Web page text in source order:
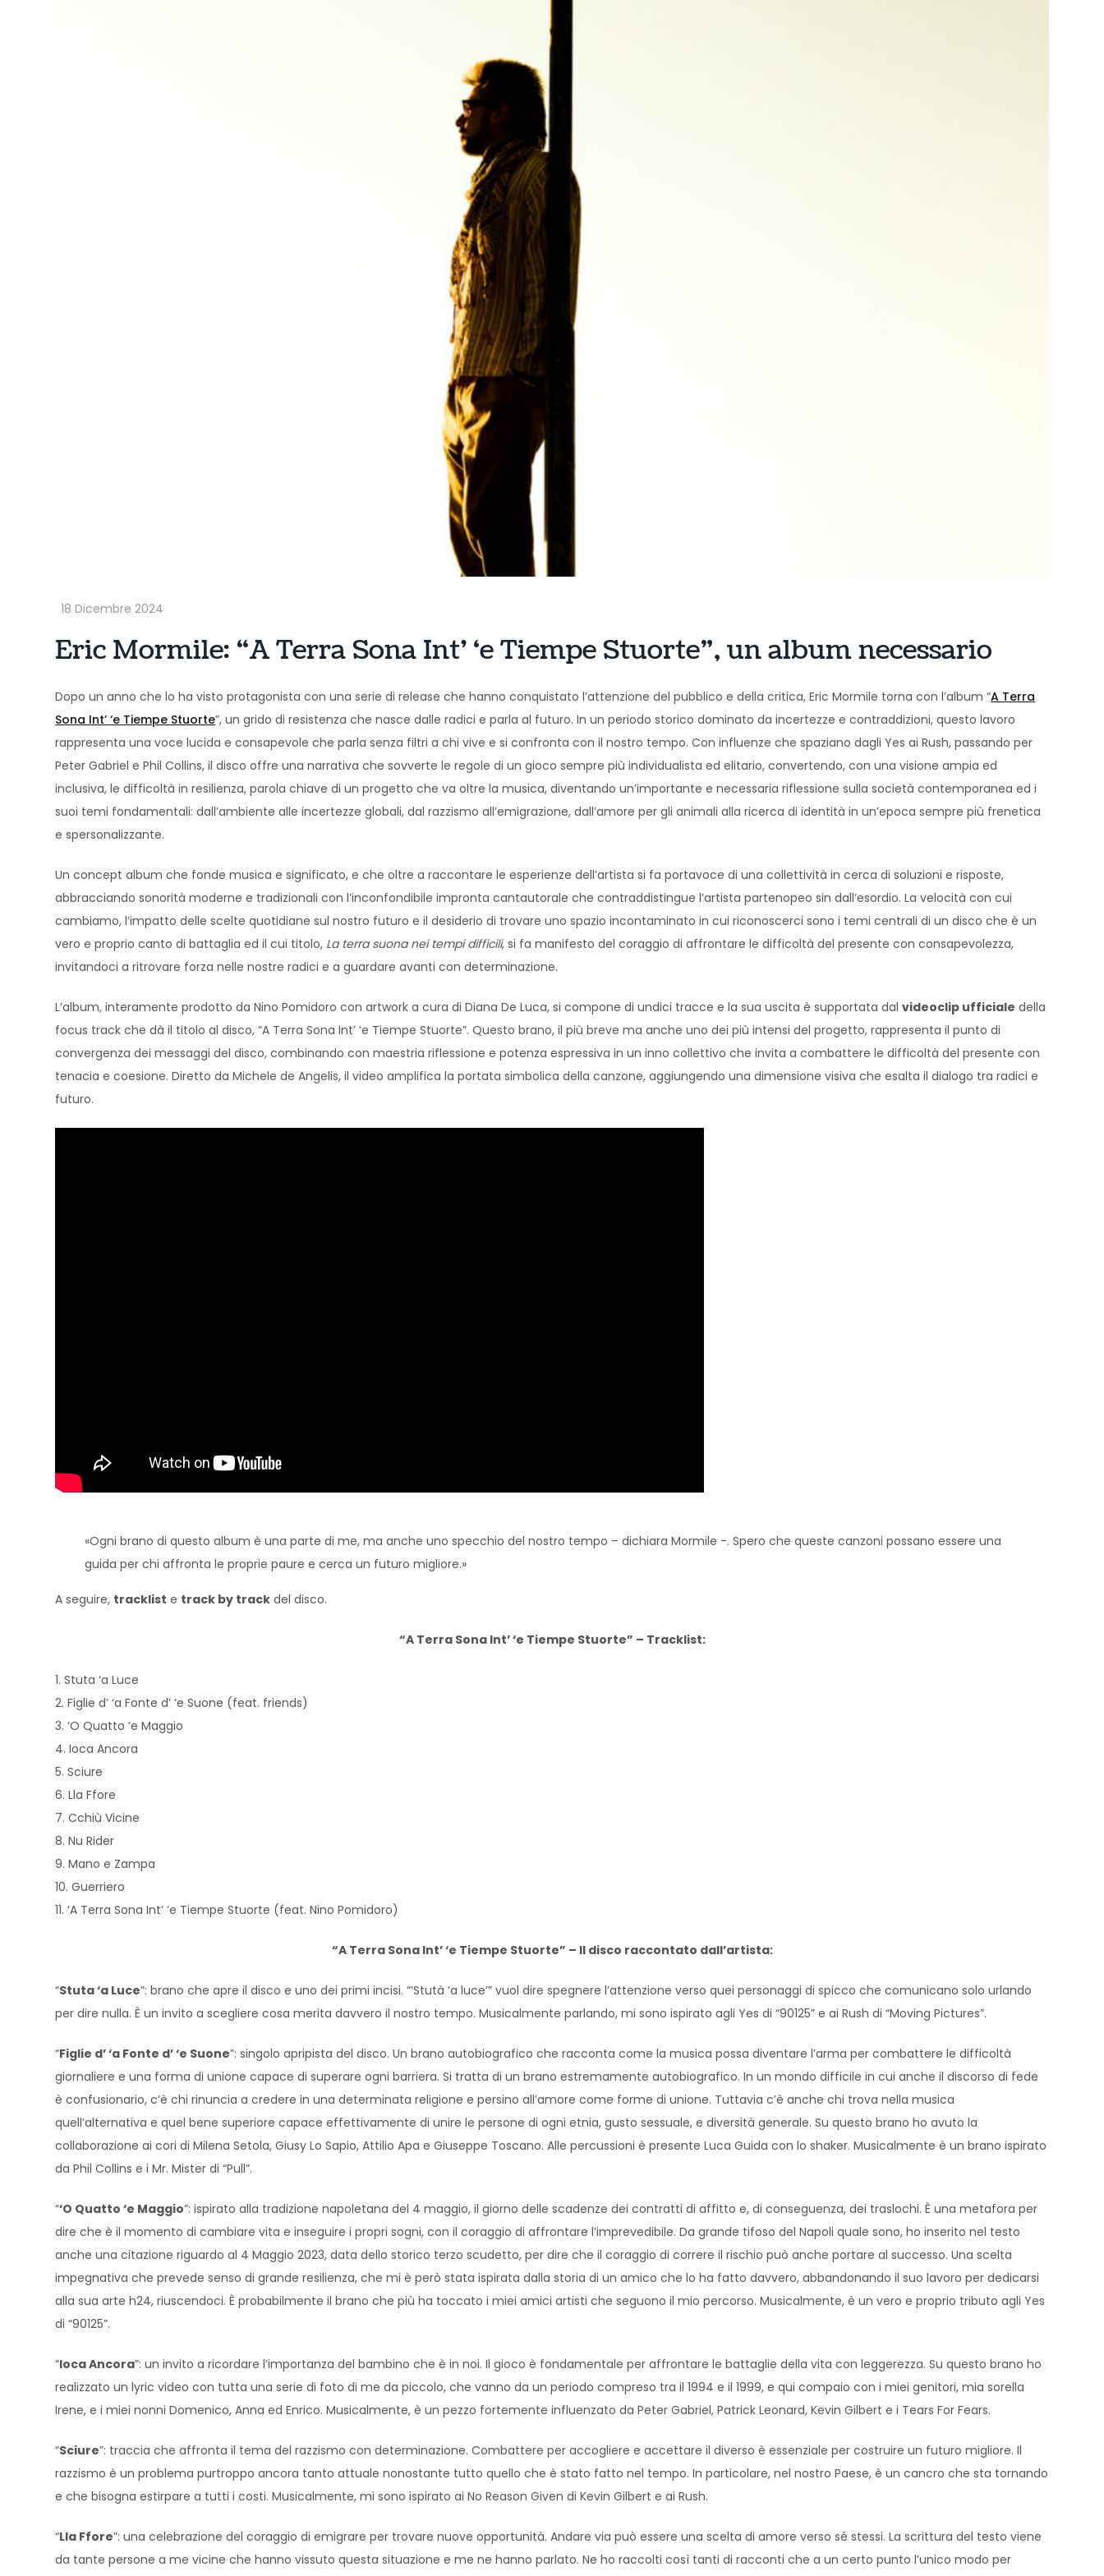
Eric Mormile: “A Terra Sona Int’ ‘e Tiempe Stuorte”, un album necessario
Dopo un anno che lo ha visto protagonista con una serie di release che hanno conquistato l’attenzione del pubblico e della critica, Eric Mormile torna con l’album “A Terra
Sona Int’ ‘e Tiempe Stuorte”, un grido di resistenza che nasce dalle radici e parla al futuro. In un periodo storico dominato da incertezze e contraddizioni, questo lavoro
rappresenta una voce lucida e consapevole che parla senza filtri a chi vive e si confronta con il nostro tempo. Con influenze che spaziano dagli Yes ai Rush, passando per
Peter Gabriel e Phil Collins, il disco offre una narrativa che sovverte le regole di un gioco sempre più individualista ed elitario, convertendo, con una visione ampia ed
inclusiva, le difficoltà in resilienza, parola chiave di un progetto che va oltre la musica, diventando un’importante e necessaria riflessione sulla società contemporanea ed i
suoi temi fondamentali: dall’ambiente alle incertezze globali, dal razzismo all’emigrazione, dall’amore per gli animali alla ricerca di identità in un’epoca sempre più frenetica
e spersonalizzante.
Un concept album che fonde musica e significato, e che oltre a raccontare le esperienze dell’artista si fa portavoce di una collettività in cerca di soluzioni e risposte,
abbracciando sonorità moderne e tradizionali con l’inconfondibile impronta cantautorale che contraddistingue l’artista partenopeo sin dall’esordio. La velocità con cui
cambiamo, l’impatto delle scelte quotidiane sul nostro futuro e il desiderio di trovare uno spazio incontaminato in cui riconoscerci sono i temi centrali di un disco che è un
vero e proprio canto di battaglia ed il cui titolo, La terra suona nei tempi difficili, si fa manifesto del coraggio di affrontare le difficoltà del presente con consapevolezza,
invitandoci a ritrovare forza nelle nostre radici e a guardare avanti con determinazione.
L’album, interamente prodotto da Nino Pomidoro con artwork a cura di Diana De Luca, si compone di undici tracce e la sua uscita è supportata dalvideoclip ufficiale della
focus track che dà il titolo al disco, “A Terra Sona Int’ ‘e Tiempe Stuorte”. Questo brano, il più breve ma anche uno dei più intensi del progetto, rappresenta il punto di
convergenza dei messaggi del disco, combinando con maestria riflessione e potenza espressiva in un inno collettivo che invita a combattere le difficoltà del presente con
tenacia e coesione. Diretto da Michele de Angelis, il video amplifica la portata simbolica della canzone, aggiungendo una dimensione visiva che esalta il dialogo tra radici e
futuro.
«Ogni brano di questo album è una parte di me, ma anche uno specchio del nostro tempo – dichiara Mormile -. Spero che queste canzoni possano essere una
guida per chi affronta le proprie paure e cerca un futuro migliore.»
A seguire, tracklist e track by track del disco.
“A Terra Sona Int’ ‘e Tiempe Stuorte” – Tracklist:
1. Stuta ‘a Luce
2. Figlie d’ ‘a Fonte d’ ‘e Suone (feat. friends)
3. ‘O Quatto ‘e Maggio
4. Ioca Ancora
5. Sciure
6. Lla Ffore
7. Cchiù Vicine
8. Nu Rider
9. Mano e Zampa
10. Guerriero
11. ‘A Terra Sona Int’ ‘e Tiempe Stuorte (feat. Nino Pomidoro)
“A Terra Sona Int’ ‘e Tiempe Stuorte” – Il disco raccontato dall’artista:
“Stuta ‘a Luce”: brano che apre il disco e uno dei primi incisi. “’Stutà ‘a luce’” vuol dire spegnere l’attenzione verso quei personaggi di spicco che comunicano solo urlando
per dire nulla. È un invito a scegliere cosa merita davvero il nostro tempo. Musicalmente parlando, mi sono ispirato agli Yes di “90125” e ai Rush di “Moving Pictures”.
“Figlie d’ ‘a Fonte d’ ‘e Suone”: singolo apripista del disco. Un brano autobiografico che racconta come la musica possa diventare l’arma per combattere le difficoltà
giornaliere e una forma di unione capace di superare ogni barriera. Si tratta di un brano estremamente autobiografico. In un mondo difficile in cui anche il discorso di fede
è confusionario, c’è chi rinuncia a credere in una determinata religione e persino all’amore come forme di unione. Tuttavia c’è anche chi trova nella musica
quell’alternativa e quel bene superiore capace effettivamente di unire le persone di ogni etnia, gusto sessuale, e diversità generale. Su questo brano ho avuto la
collaborazione ai cori di Milena Setola, Giusy Lo Sapio, Attilio Apa e Giuseppe Toscano. Alle percussioni è presente Luca Guida con lo shaker. Musicalmente è un brano ispirato
da Phil Collins e i Mr. Mister di “Pull”.
“‘O Quatto ‘e Maggio”: ispirato alla tradizione napoletana del 4 maggio, il giorno delle scadenze dei contratti di affitto e, di conseguenza, dei traslochi. È una metafora per
dire che è il momento di cambiare vita e inseguire i propri sogni, con il coraggio di affrontare l’imprevedibile. Da grande tifoso del Napoli quale sono, ho inserito nel testo
anche una citazione riguardo al 4 Maggio 2023, data dello storico terzo scudetto, per dire che il coraggio di correre il rischio può anche portare al successo. Una scelta
impegnativa che prevede senso di grande resilienza, che mi è però stata ispirata dalla storia di un amico che lo ha fatto davvero, abbandonando il suo lavoro per dedicarsi
alla sua arte h24, riuscendoci. È probabilmente il brano che più ha toccato i miei amici artisti che seguono il mio percorso. Musicalmente, è un vero e proprio tributo agli Yes
di “90125”.
“Ioca Ancora”: un invito a ricordare l’importanza del bambino che è in noi. Il gioco è fondamentale per affrontare le battaglie della vita con leggerezza. Su questo brano ho
realizzato un lyric video con tutta una serie di foto di me da piccolo, che vanno da un periodo compreso tra il 1994 e il 1999, e qui compaio con i miei genitori, mia sorella
Irene, e i miei nonni Domenico, Anna ed Enrico. Musicalmente, è un pezzo fortemente influenzato da Peter Gabriel, Patrick Leonard, Kevin Gilbert e i Tears For Fears.
“Sciure”: traccia che affronta il tema del razzismo con determinazione. Combattere per accogliere e accettare il diverso è essenziale per costruire un futuro migliore. Il
razzismo è un problema purtroppo ancora tanto attuale nonostante tutto quello che è stato fatto nel tempo. In particolare, nel nostro Paese, è un cancro che sta tornando
e che bisogna estirpare a tutti i costi. Musicalmente, mi sono ispirato ai No Reason Given di Kevin Gilbert e ai Rush.
“Lla Ffore”: una celebrazione del coraggio di emigrare per trovare nuove opportunità. Andare via può essere una scelta di amore verso sé stessi. La scrittura del testo viene
da tante persone a me vicine che hanno vissuto questa situazione e me ne hanno parlato. Ne ho raccolti così tanti di racconti che a un certo punto l’unico modo per